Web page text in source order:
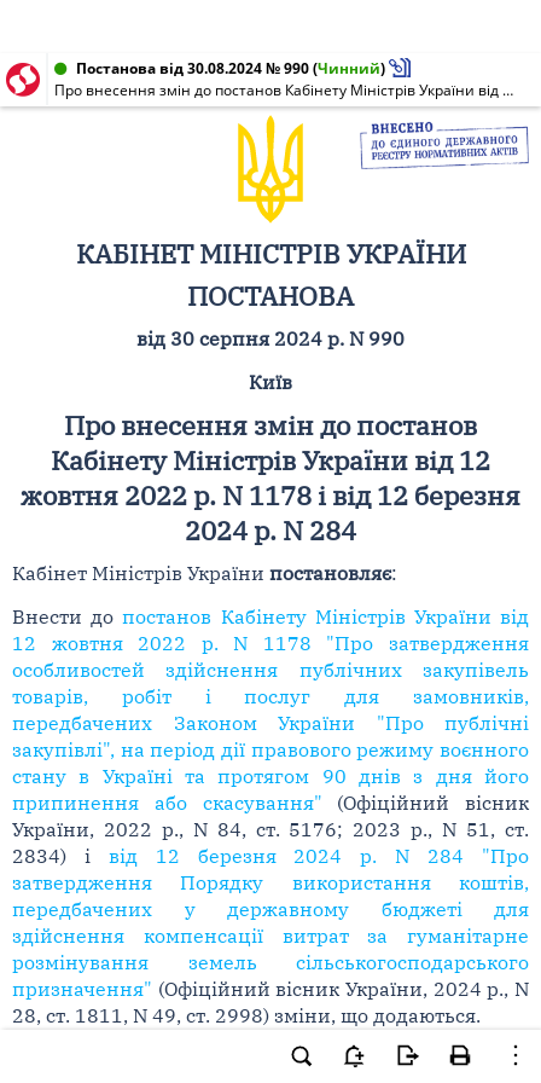
Постанова від 30.08.2024 № 990(Чинний)
Про внесення змін до постанов Кабінету Міністрів України від 12 жовтня 2022 р. N 1178 і від 12 березня 2024 р. N 284